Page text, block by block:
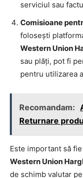
serviciul sau
Comisioane
folosești
Western Union
sau plăți, pot fi
pentru utilizarea
Recomandam:
Returnare
Este important să
Western Union
de schimb valutar